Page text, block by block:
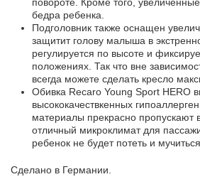
бедра ребенка.
Подголовник также оснащен
защитит голову малыша в
регулируется по высоте и
положениях. Так что вне
всегда можете сделать кресло
Обивка Recaro Young Sport HERO
высококачествкенных
материалы прекрасно пропускают
отличный микроклимат для
ребенок не будет потеть и
Сделано в Германии.